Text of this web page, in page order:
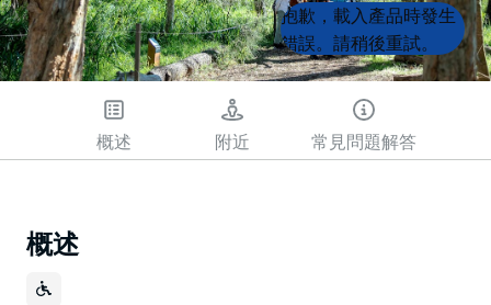
Product
List
Product
List
抱歉，載入產品時發生
錯誤。請稍後重試。
概述 附近 常見問題解答
概述